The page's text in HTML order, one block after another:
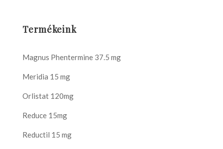
Termékeink
Magnus Phentermine 37.5 mg
Meridia 15 mg
Orlistat 120mg
Reduce 15mg
Reductil 15 mg